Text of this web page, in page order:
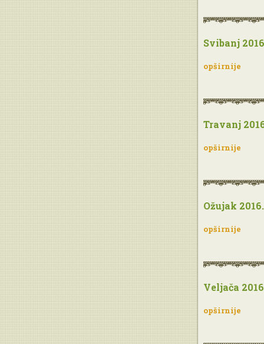
Svibanj
opširnije
Travanj
opširnije
Ožujak 2016.
opširnije
Veljača
opširnije